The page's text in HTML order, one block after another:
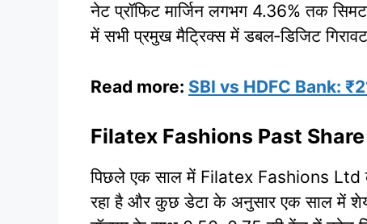
नेट प्रॉफिट मार्जिन लगभग 4.36% तक
में सभी प्रमुख मैट्रिक्स में डबल‑डिजिट
Read more: SBI vs HDFC Bank:
Filatex Fashions Past
पिछले एक साल में Filatex Fashions Ltd
रहा है और कुछ डेटा के अनुसार एक साल में